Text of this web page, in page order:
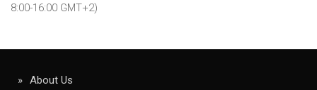
8:00-16:00 GMT+2)
About Us